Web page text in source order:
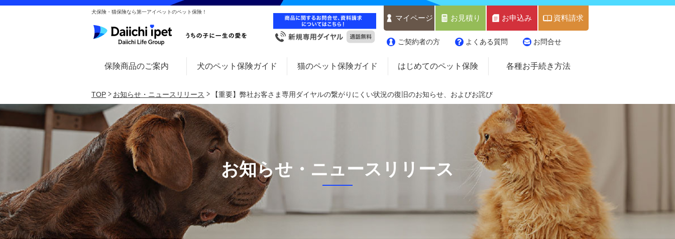
犬保険・猫保険なら第一アイペットのペット保険！
マイページ お見積り お申込み 資料請求
ご契約者の方 よくある質問 お問合せ
保険商品のご案内 犬のペット保険ガイド 猫のペット保険ガイド はじめてのペット保険 各種お手続き方法
TOP お知らせ・ニュースリリース 【重要】弊社お客さま専用ダイヤルの繋がりにくい状況の復旧のお知らせ、およびお詫び
お知らせ・ニュースリリース